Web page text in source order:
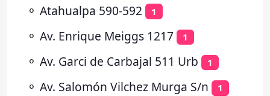
⚬ Atahualpa 590-592 1
⚬ Av. Enrique Meiggs 1217 1
⚬ Av. Garci de Carbajal 511 Urb 1
⚬ Av. Salomón Vilchez Murga S/n 1